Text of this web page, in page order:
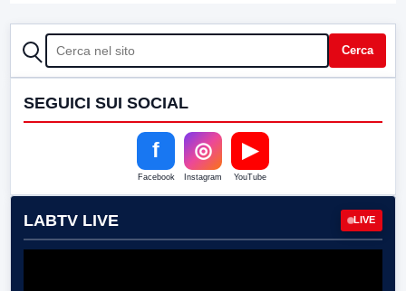
CERCA Cerca
SEGUICI SUI SOCIAL
f
Facebook
◎
Instagram
▶
YouTube
LABTV LIVE LIVE